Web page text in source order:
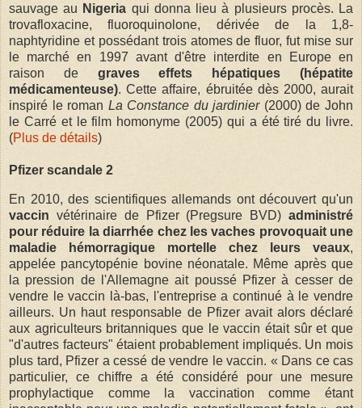
sauvage au Nigeria qui donna lieu à plusieurs procès. La
trovafloxacine, fluoroquinolone, dérivée de la 1,8-
naphtyridine et possédant trois atomes de fluor, fut mise sur
le marché en 1997 avant d'être interdite en Europe en
raison de graves effets hépatiques (hépatite
médicamenteuse). Cette affaire, ébruitée dès 2000, aurait
inspiré le roman La Constance du jardinier (2000) de John
le Carré et le film homonyme (2005) qui a été tiré du livre.
(Plus de détails)
Pfizer scandale 2
En 2010, des scientifiques allemands ont découvert qu'un
vaccin vétérinaire de Pfizer (Pregsure BVD)administré
pour réduire la diarrhée chez les vaches provoquait une
maladie hémorragique mortelle chez leurs veaux,
appelée pancytopénie bovine néonatale. Même après que
la pression de l'Allemagne ait poussé Pfizer à cesser de
vendre le vaccin là-bas, l'entreprise a continué à le vendre
ailleurs. Un haut responsable de Pfizer avait alors déclaré
aux agriculteurs britanniques que le vaccin était sûr et que
"d'autres facteurs" étaient probablement impliqués. Un mois
plus tard, Pfizer a cessé de vendre le vaccin. « Dans ce cas
particulier, ce chiffre a été considéré pour une mesure
prophylactique comme la vaccination comme étant